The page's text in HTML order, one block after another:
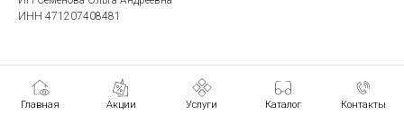
Главная Акции Услуги Каталог Контакты
ИНН 471207408481